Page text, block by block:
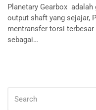
Planetary Gearbox
output shaft yang sejajar,
mentransfer torsi terbesar
sebagai…
FOR: